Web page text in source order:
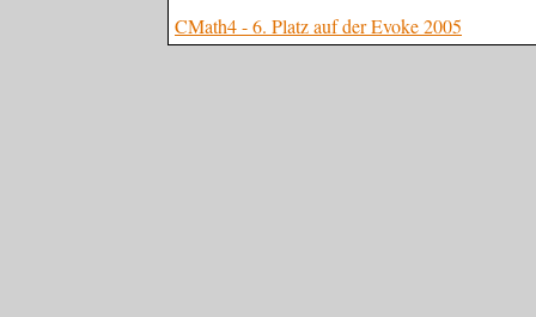
CMath4 - 6. Platz auf der Evoke 2005